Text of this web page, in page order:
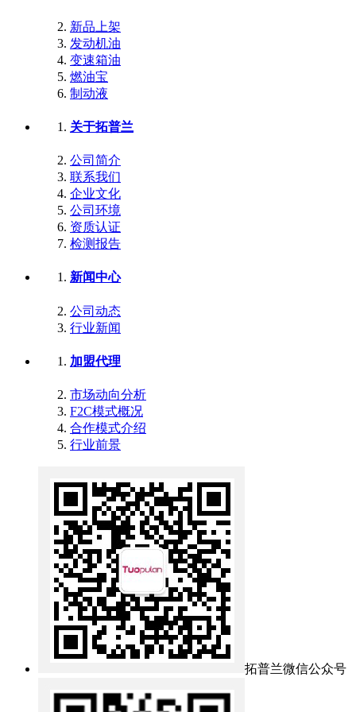
新品上架
发动机油
变速箱油
燃油宝
制动液
关于拓普兰
公司简介
联系我们
企业文化
公司环境
资质认证
检测报告
新闻中心
公司动态
行业新闻
加盟代理
市场动向分析
F2C模式概况
合作模式介绍
行业前景
拓普兰微信公众号